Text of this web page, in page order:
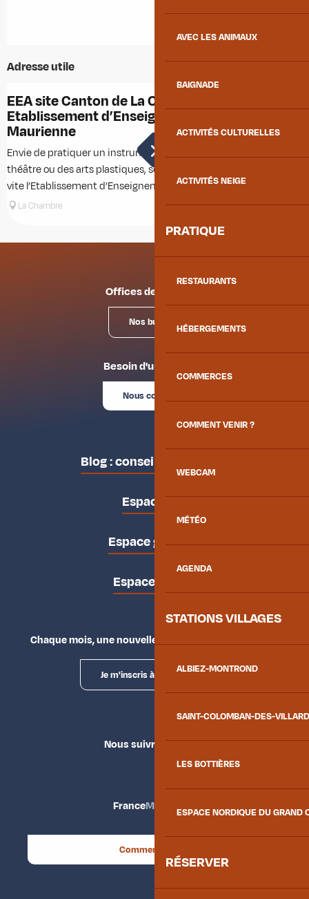
AVEC LES ANIMAUX
BAIGNADE
ACTIVITÉS CULTURELLES
ACTIVITÉS NEIGE
PRATIQUE
RESTAURANTS
HÉBERGEMENTS
COMMERCES
COMMENT VENIR ?
WEBCAM
MÉTÉO
AGENDA
STATIONS VILLAGES
ALBIEZ-MONTROND
SAINT-COLOMBAN-DES-
LES BOTTIÈRES
ESPACE NORDIQUE DU GRAND
RÉSERVER
Adresse utile
EEA site Canton de La Chambre -
Etablissement d’Enseignement Artistique
Maurienne
Envie de pratiquer un instrument, du chant, de la danse, du
théâtre ou des arts plastiques, seul ou à plusieurs ? Rejoignez
vite l’Etablissement d’Enseignement Artistique (EEA)...
La Chambre
Offices de tourisme
Nos bureaux
Besoin d'un conseil ?
Nous contacter
Blog : conseils des locaux
Espace pro
Espace groupes
Espace presse
Chaque mois, une nouvelle façon d'explorer la vallée.
Je m'inscris à la newsletter
Nous suivre
FranceMaurienne
Comment venir ?